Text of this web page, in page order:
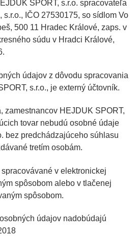
SPORT, s.r.o. spracovateľa
IČO 27530175, so sídlom Vo
500 11 Hradec Králové, zaps. v
súdu v Hradci Králové,
údajov z dôvodu spracovania
s.r.o., je externý účtovník.
zamestnancov HEJDUK SPORT,
tovar nebudú osobné údaje
bez predchádzajúceho súhlasu
tretím osobám.
v elektronickej
spôsobom alebo v tlačenej
spôsobom.
údajov nadobúdajú